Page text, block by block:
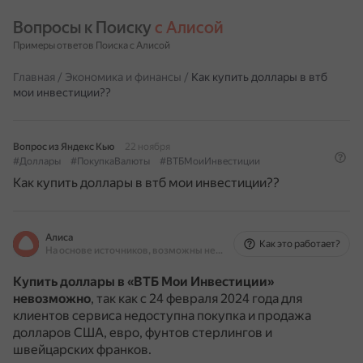
Вопросы к Поиску с Алисой
Примеры ответов Поиска с Алисой
Главная / Экономика и финансы / Как купить доллары в втб
мои инвестиции??
Вопрос из Яндекс Кью
22 ноября
#Доллары
#ПокупкаВалюты #ВТБМоиИнвестиции
Как купить доллары в втб мои инвестиции??
Алиса
На основе источников, возможны неточности
Как это работает?
Купить доллары в «ВТБ Мои Инвестиции»
невозможно, так как с 24 февраля 2024 года для
клиентов сервиса недоступна покупка и продажа
долларов США, евро, фунтов стерлингов и
швейцарских франков.